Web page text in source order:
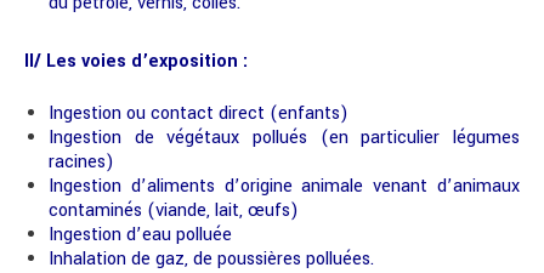
II/ Les voies d’exposition :
Ingestion ou contact direct (enfants)
Ingestion de végétaux pollués (en particulier légumes
racines)
Ingestion d’aliments d’origine animale venant d’animaux
contaminés (viande, lait, œufs)
Ingestion d’eau polluée
Inhalation de gaz, de poussières polluées.